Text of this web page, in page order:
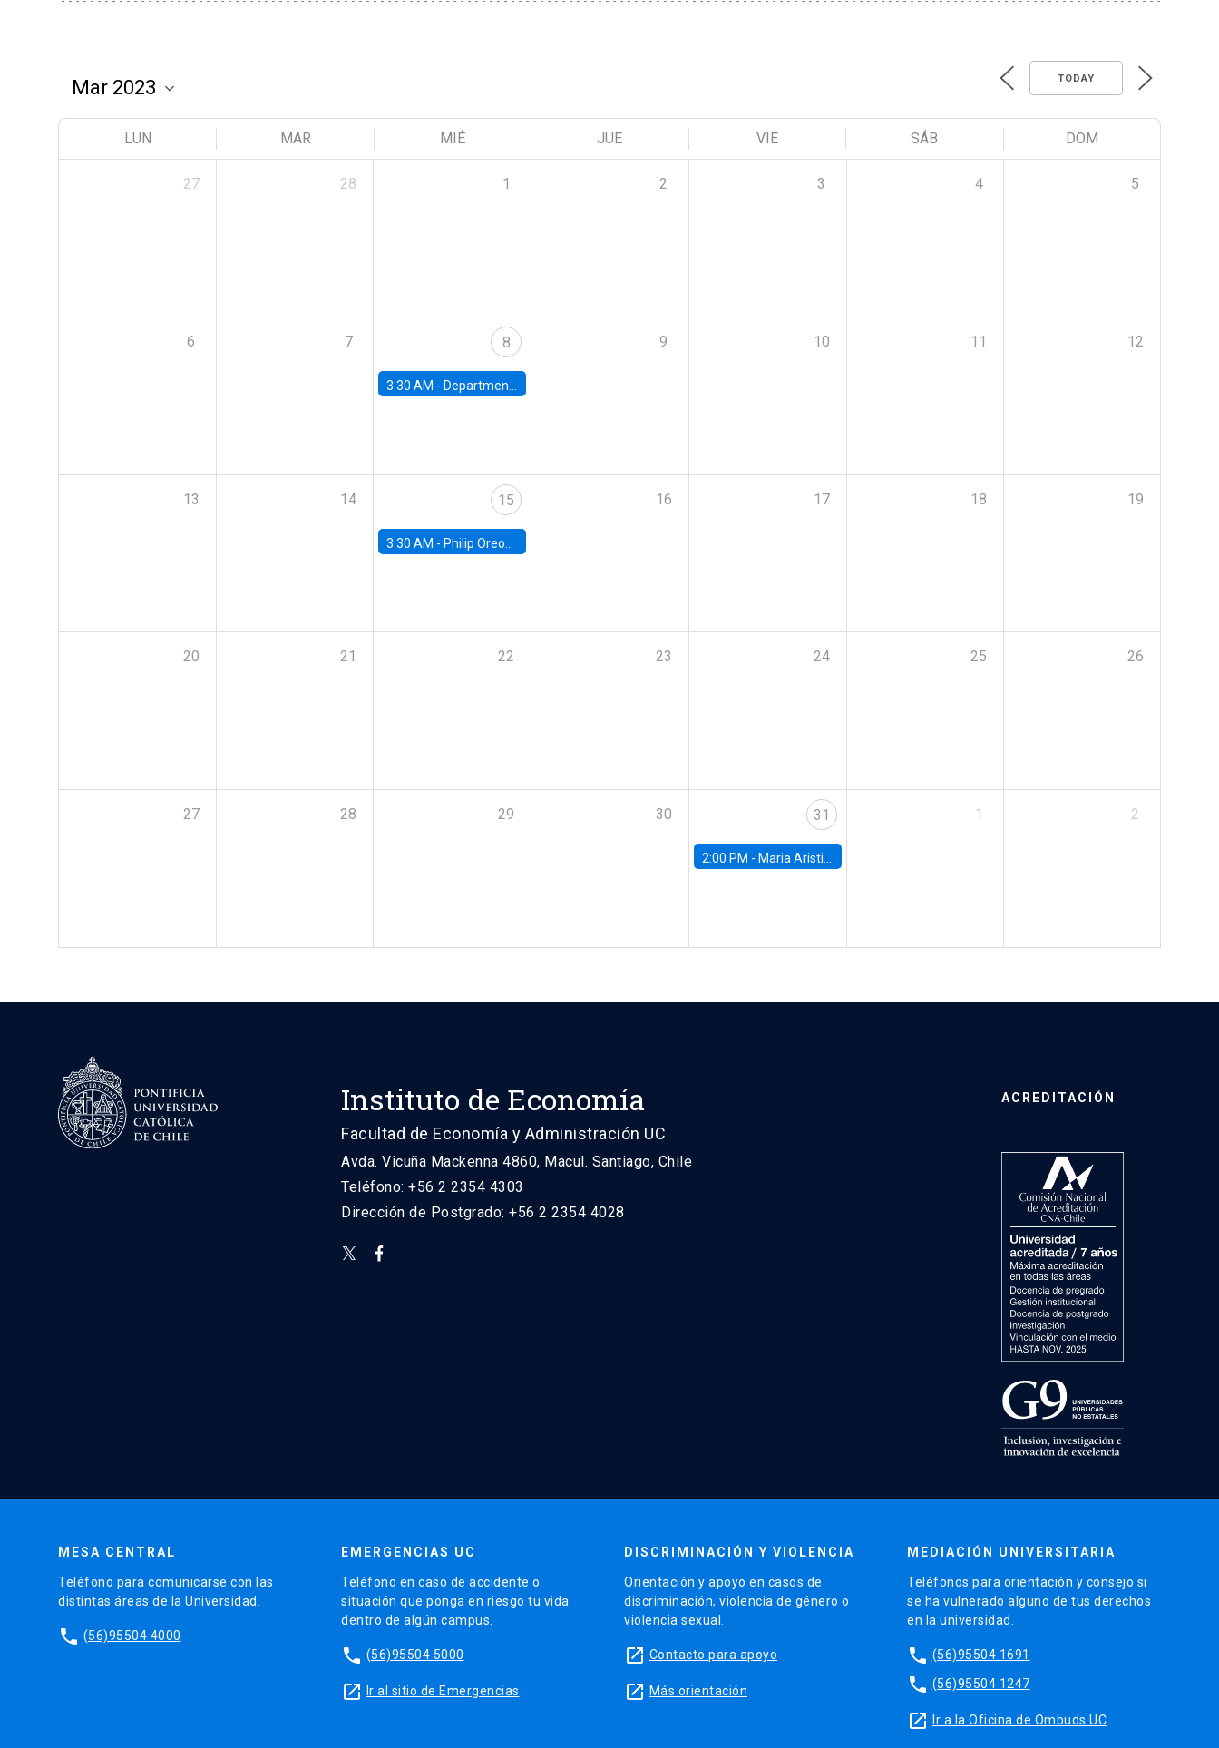
TODAY
LUN MAR MIÉ JUE VIE SÁB DOM
27 28 1 2 3 4 5
6 7 8
3:30 AM - Department Seminar: James Robinson
9 10 11 12
13 14 15
3:30 AM - Philip Oreopolous, University of Toronto
16 17 18 19
20 21 22 23 24 25 26
27 28 29 30 31
2:00 PM - Maria Aristizabal-Ramirez, FED Board
1 2
Instituto de Economía
Facultad de Economía y Administración UC
Avda. Vicuña Mackenna 4860, Macul. Santiago, Chile
Teléfono: +56 2 2354 4303
Dirección de Postgrado: +56 2 2354 4028
ACREDITACIÓN
MESA CENTRAL
Teléfono para comunicarse con las
distintas áreas de la Universidad.
phone (56)95504 4000
EMERGENCIAS UC
Teléfono en caso de accidente o
situación que ponga en riesgo tu vida
dentro de algún campus.
phone (56)95504 5000
launch Ir al sitio de Emergencias
DISCRIMINACIÓN Y VIOLENCIA
Orientación y apoyo en casos de
discriminación, violencia de género o
violencia sexual.
launch Contacto para apoyo
launch Más orientación
MEDIACIÓN UNIVERSITARIA
Teléfonos para orientación y consejo si
se ha vulnerado alguno de tus derechos
en la universidad.
phone (56)95504 1691
phone (56)95504 1247
launch Ir a la Oficina de Ombuds UC